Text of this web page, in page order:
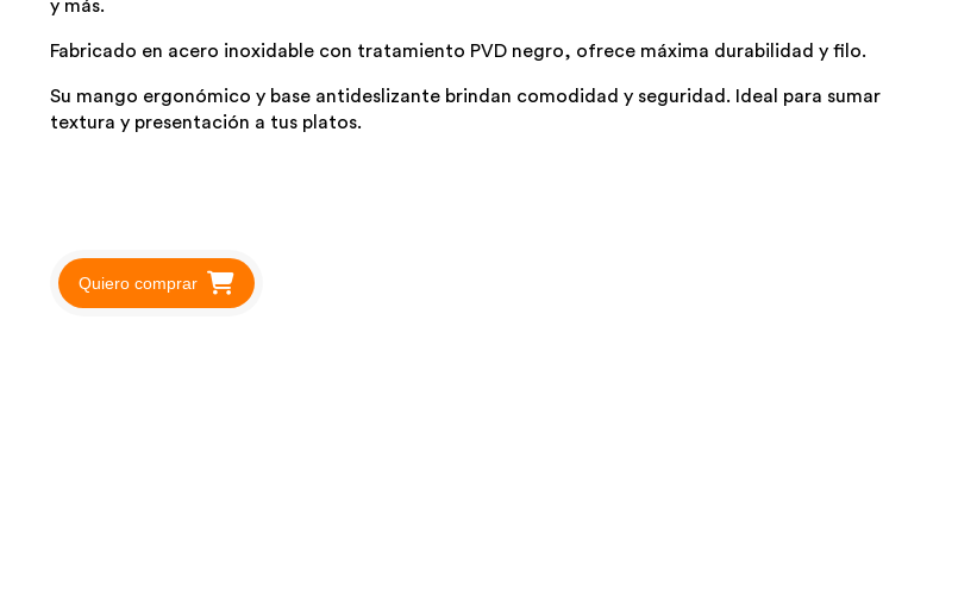
y más.
Fabricado en acero inoxidable con tratamiento PVD negro, ofrece máxima durabilidad y filo.
Su mango ergonómico y base antideslizante brindan comodidad y seguridad. Ideal para sumar
textura y presentación a tus platos.
Quiero comprar